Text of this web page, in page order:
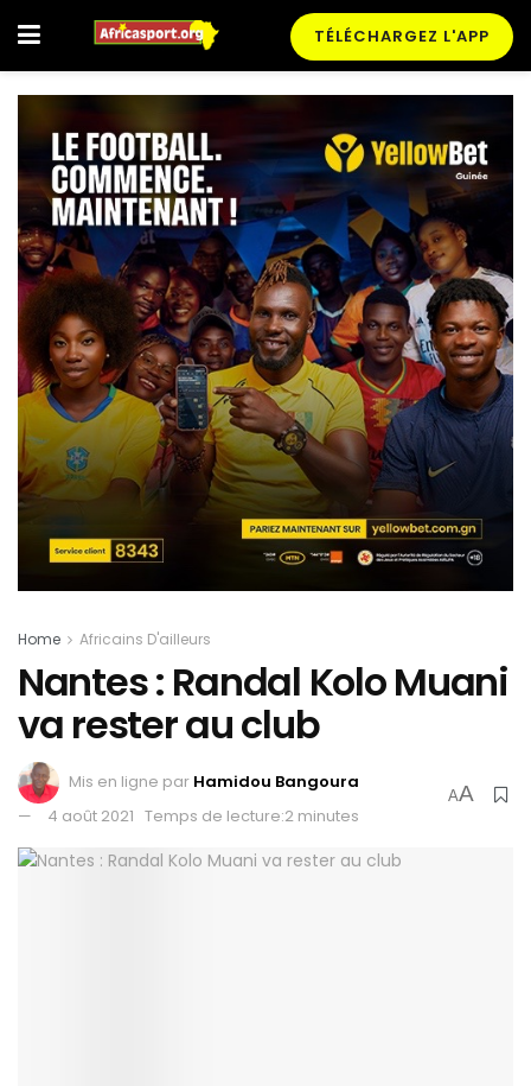
TÉLÉCHARGEZ L'APP
Home Africains D'ailleurs
Nantes : Randal Kolo Muani
va rester au club
Mis en ligne par Hamidou Bangoura
4 août 2021 Temps de lecture:2 minutes
AA